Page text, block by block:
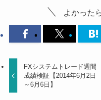
よかった
FXシステムトレード週間
成績検証【2014年6月2日
～6月6日】